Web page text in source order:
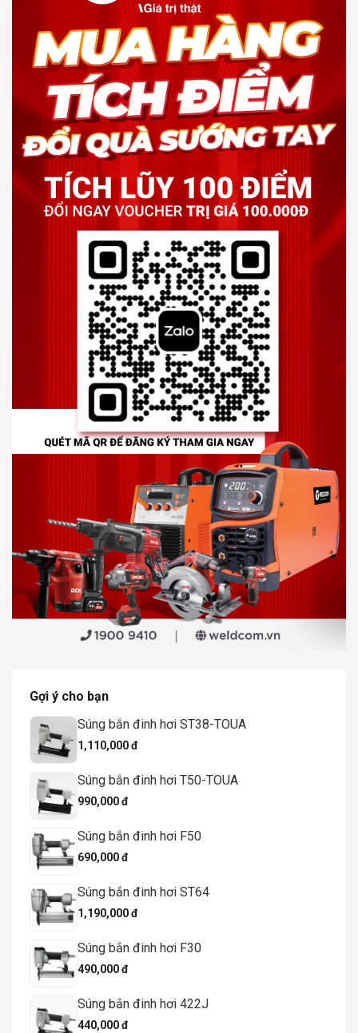
Gợi ý cho bạn
Súng bắn đinh hơi ST38-TOUA
1,110,000 đ
Súng bắn đinh hơi T50-TOUA
990,000 đ
Súng bắn đinh hơi F50
690,000 đ
Súng bắn đinh hơi ST64
1,190,000 đ
Súng bắn đinh hơi F30
490,000 đ
Súng bắn đinh hơi 422J
440,000 đ